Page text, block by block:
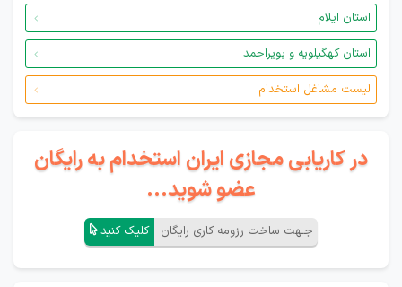
استان ایلام
استان کهگیلویه و بویراحمد
لیست مشاغل استخدام
در کاریابی مجازی ایران استخدام به رایگان
عضو شوید...
جـهت ساخت رزومه کاری رایگان کلیک کنید